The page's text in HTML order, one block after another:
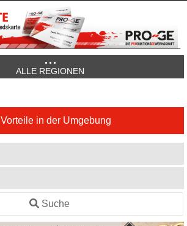
ALLE REGIONEN
Vorteile in der Umgebung
Suche